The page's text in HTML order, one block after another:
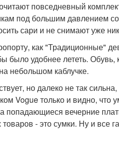
повседневный
под большим давлением
сари и не снимают уже
как "Традиционные"
было удобнее лететь. Обувь,
небольшом каблучке.
но далеко не так
Vogue только и видно,
попадающиеся вечерние
товаров - это сумки. Ну и